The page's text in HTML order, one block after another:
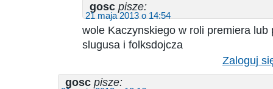
gosc pisze:
21 maja 2013 o 14:54
wole Kaczynskiego w roli premiera lub
slugusa i folksdojcza
Zaloguj
gosc pisze: